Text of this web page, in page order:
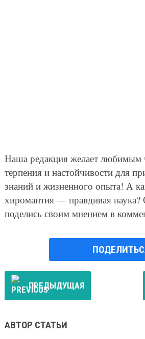
Наша редакция желает любимым
терпения и настойчивости для
знаний и жизненного опыта! А
хиромантия — правдивая наука?
поделись своим мнением в
ПРЕДЫДУЩАЯ
АВТОР СТАТЬИ